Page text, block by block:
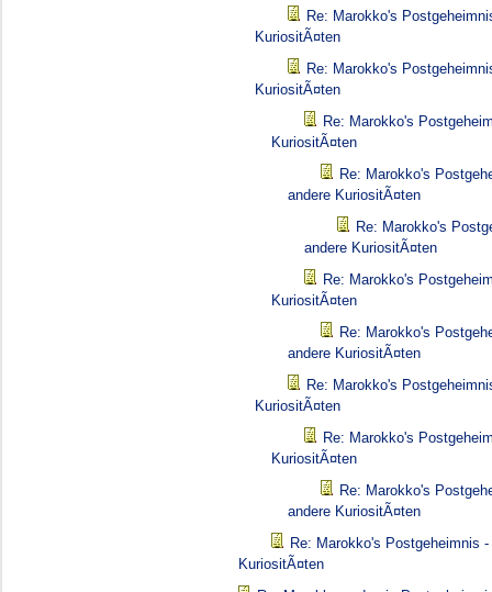
Re: Marokko's
KuriositÃ¤ten
Re: Marokko's
KuriositÃ¤ten
Re: Marokko's
KuriositÃ¤ten
Re: Marokko's
andere KuriositÃ¤ten
Re: Marokko's
andere KuriositÃ¤ten
Re: Marokko's
KuriositÃ¤ten
Re: Marokko's
andere KuriositÃ¤ten
Re: Marokko's
KuriositÃ¤ten
Re: Marokko's
KuriositÃ¤ten
Re: Marokko's
andere KuriositÃ¤ten
Re: Marokko's Postgeheimnis -
KuriositÃ¤ten